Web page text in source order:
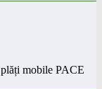
mobile PACE